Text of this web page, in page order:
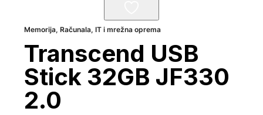
Memorija,Računala, IT i mrežna oprema
Transcend USB
Stick 32GB JF330
2.0